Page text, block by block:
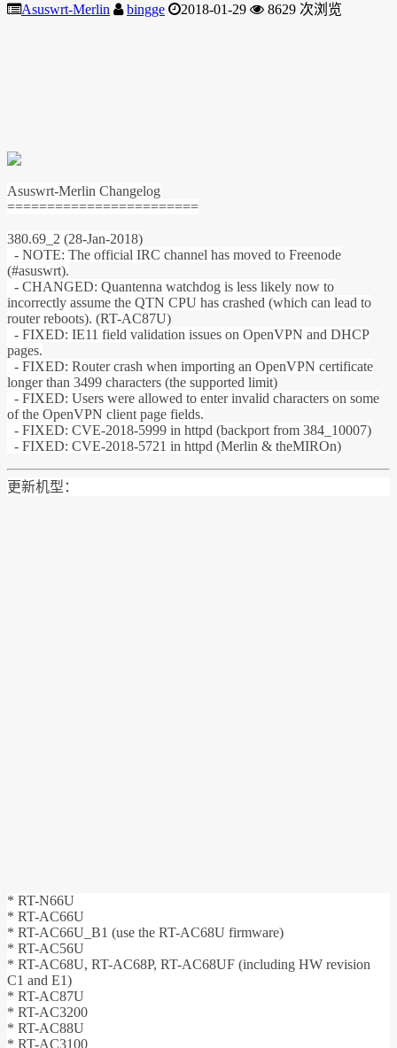
Asuswrt-Merlin bingge 2018-01-29 8629 次浏览
Asuswrt-Merlin Changelog
========================
380.69_2 (28-Jan-2018)
- NOTE: The official IRC channel has moved to Freenode
(#asuswrt).
- CHANGED: Quantenna watchdog is less likely now to
incorrectly assume the QTN CPU has crashed (which can lead to
router reboots). (RT-AC87U)
- FIXED: IE11 field validation issues on OpenVPN and DHCP
pages.
- FIXED: Router crash when importing an OpenVPN certificate
longer than 3499 characters (the supported limit)
- FIXED: Users were allowed to enter invalid characters on some
of the OpenVPN client page fields.
- FIXED: CVE-2018-5999 in httpd (backport from 384_10007)
- FIXED: CVE-2018-5721 in httpd (Merlin & theMIROn)
更新机型：
* RT-N66U
* RT-AC66U
* RT-AC66U_B1 (use the RT-AC68U firmware)
* RT-AC56U
* RT-AC68U, RT-AC68P, RT-AC68UF (including HW revision
C1 and E1)
* RT-AC87U
* RT-AC3200
* RT-AC88U
* RT-AC3100